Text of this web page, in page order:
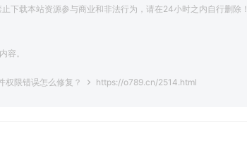
下载本站资源参与商业和非法行为，请在24小时之内自行删除！
容。
权限错误怎么修复？ https://o789.cn/2514.html